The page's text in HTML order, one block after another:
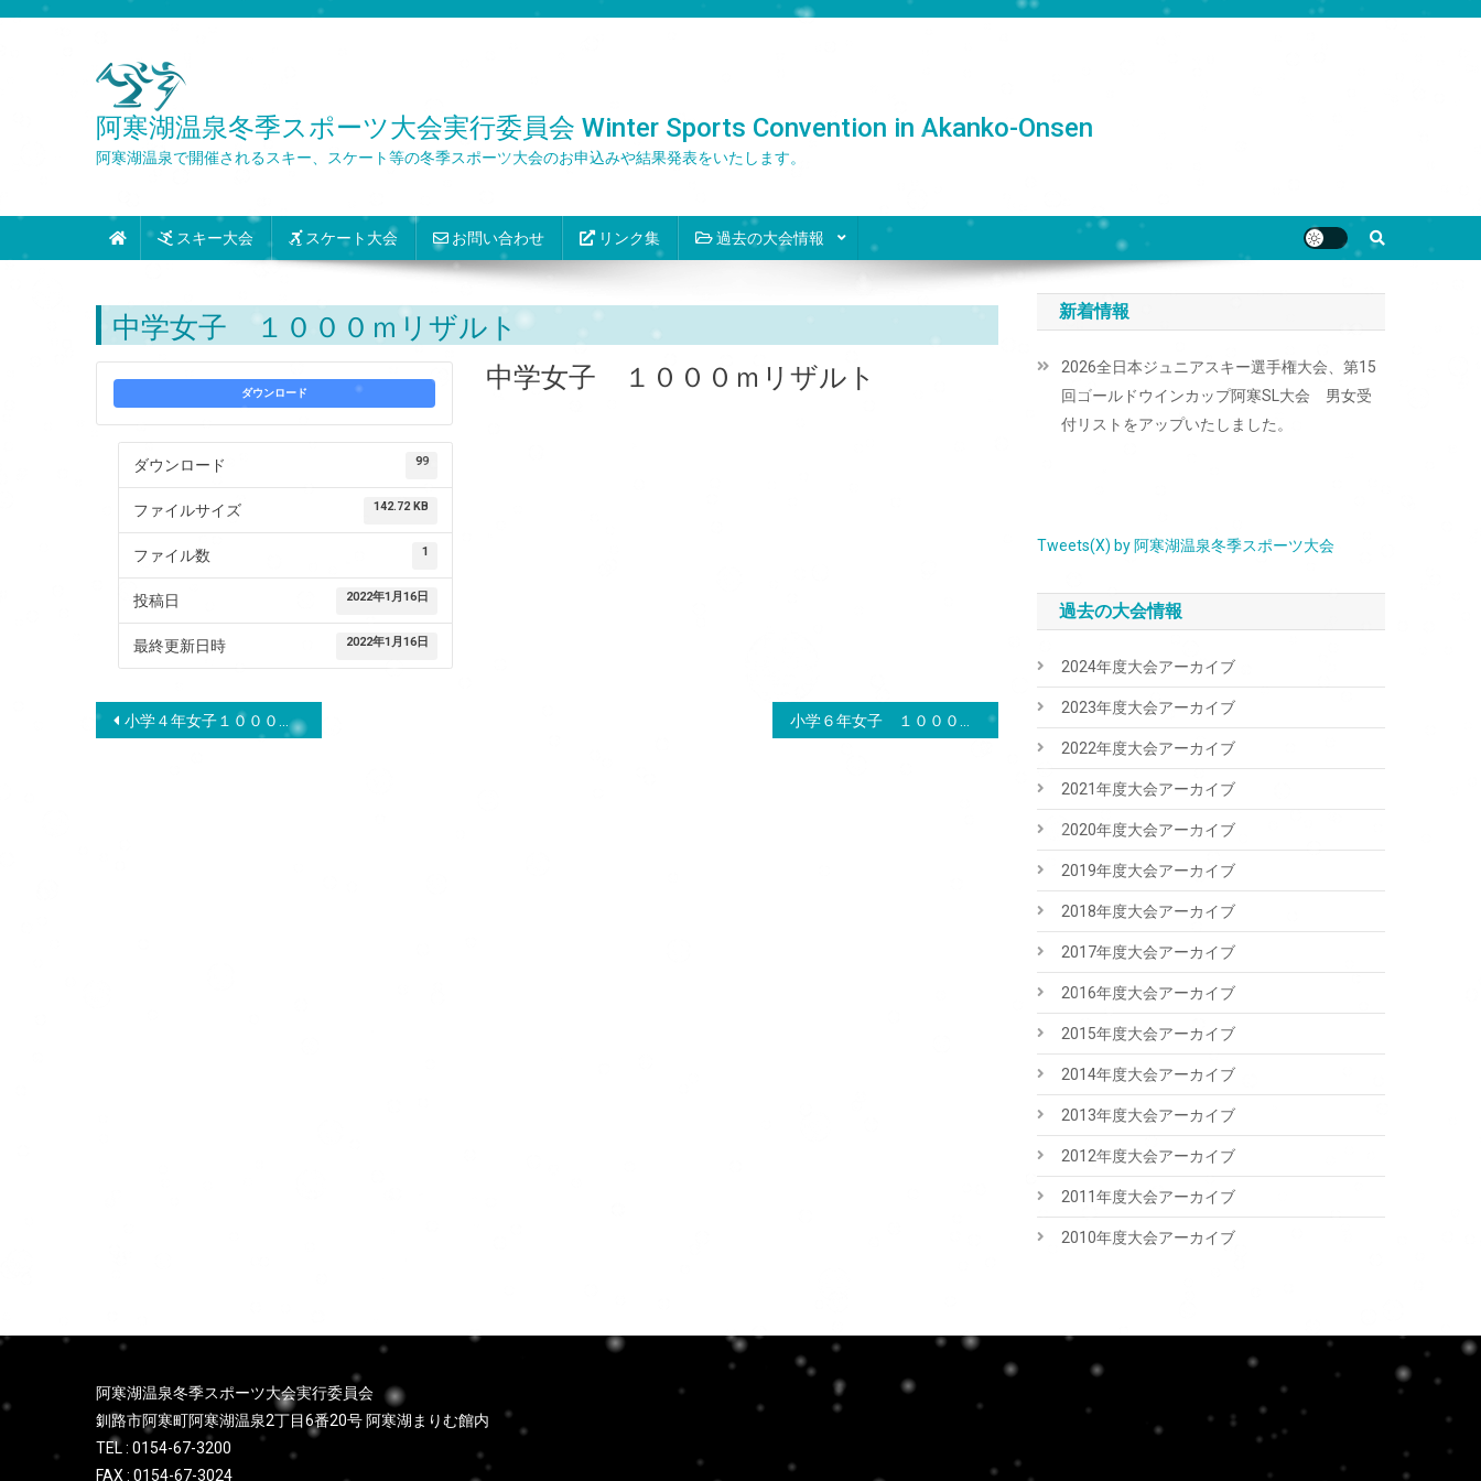
阿寒湖温泉冬季スポーツ大会実行委員会 Winter Sports Convention in Akanko-Onsen
阿寒湖温泉で開催されるスキー、スケート等の冬季スポーツ大会のお申込みや結果発表をいたします。
スキー大会 スケート大会 お問い合わせ リンク集 過去の大会情報
中学女子 １０００ｍリザルト
ダウンロード
ダウンロード 99
ファイルサイズ 142.72 KB
ファイル数 1
投稿日 2022年1月16日
最終更新日時 2022年1月16日
中学女子 １０００ｍリザルト
投小学４年女子１０００ｍ予選結果
新着情報
2026全日本ジュニアスキー選手権大会、第15
回ゴールドウインカップ阿寒SL大会 男女受
付リストをアップいたしました。
Tweets(X) by 阿寒湖温泉冬季スポーツ大会
過去の大会情報
2024年度大会アーカイブ
2023年度大会アーカイブ
2022年度大会アーカイブ
2021年度大会アーカイブ
2020年度大会アーカイブ
2019年度大会アーカイブ
2018年度大会アーカイブ
2017年度大会アーカイブ
2016年度大会アーカイブ
2015年度大会アーカイブ
2014年度大会アーカイブ
2013年度大会アーカイブ
2012年度大会アーカイブ
2011年度大会アーカイブ
2010年度大会アーカイブ
阿寒湖温泉冬季スポーツ大会実行委員会
釧路市阿寒町阿寒湖温泉2丁目6番20号 阿寒湖まりむ館内
TEL : 0154-67-3200
FAX : 0154-67-3024